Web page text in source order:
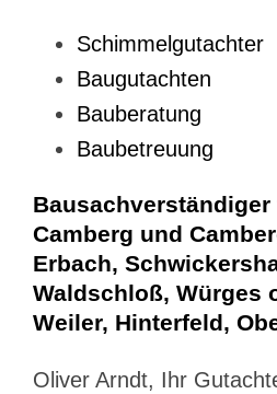
Schimmelgutachter
Baugutachten
Bauberatung
Baubetreuung
Bausachverständiger
Camberg und
Erbach,
Waldschloß, Würges
Weiler, Hinterfeld,
Oliver Arndt, Ihr